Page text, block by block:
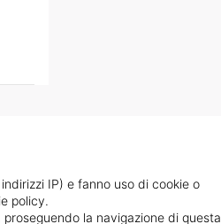
IP) e fanno uso di cookie o
policy.
la navigazione di questa